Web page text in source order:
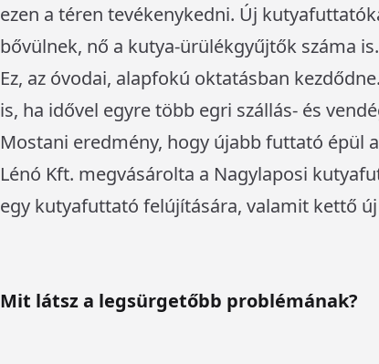
ezen a téren tevékenykedni. Új
bővülnek, nő a kutya-ürülékgyűjtők száma
Ez, az óvodai, alapfokú oktatásban
is, ha idővel egyre több egri szállás- és
Mostani eredmény, hogy újabb futtató épül
Lénó Kft. megvásárolta a Nagylaposi
egy kutyafuttató felújítására, valamit kettő
Mit látsz a legsürgetőbb problémának?